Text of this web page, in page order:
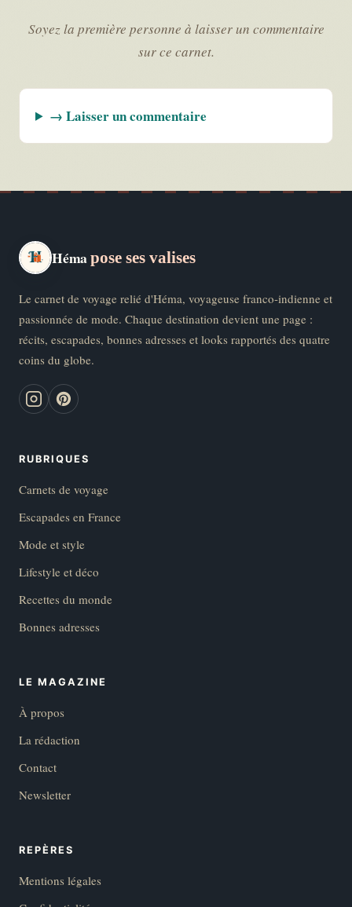
Soyez la première personne à laisser un commentaire
sur ce carnet.
→ Laisser un commentaire
Hémapose ses valises
Le carnet de voyage relié d'Héma, voyageuse franco-indienne et
passionnée de mode. Chaque destination devient une page :
récits, escapades, bonnes adresses et looks rapportés des quatre
coins du globe.
RUBRIQUES
Carnets de voyage
Escapades en France
Mode et style
Lifestyle et déco
Recettes du monde
Bonnes adresses
LE MAGAZINE
À propos
La rédaction
Contact
Newsletter
REPÈRES
Mentions légales